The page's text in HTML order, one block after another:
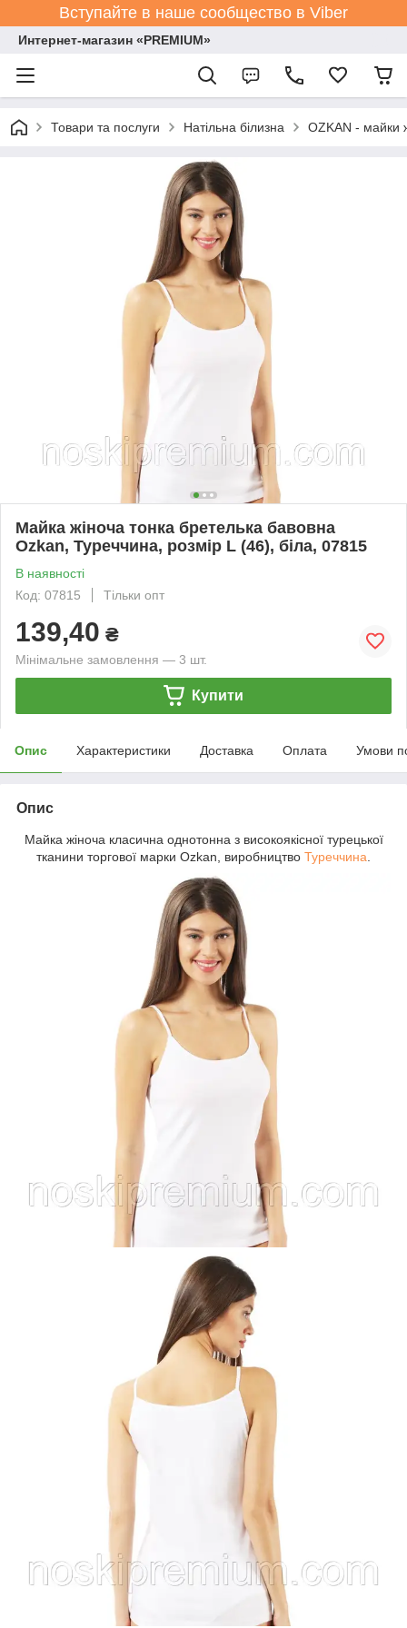
Вступайте в наше сообщество в Viber
Интернет-магазин «PREMIUM»
Товари та послуги Натільна білизна OZKAN - майки
Майка жіноча тонка бретелька бавовна
Ozkan, Туреччина, розмір L (46), біла, 07815
В наявності
Код: 07815
Тільки опт
139,40 ₴
Мінімальне замовлення — 3 шт.
Купити
Опис Характеристики Доставка Оплата Умови
Опис
Майка жіноча класична однотонна з високоякісної турецької
тканини торгової марки Ozkan, виробництво Туреччина